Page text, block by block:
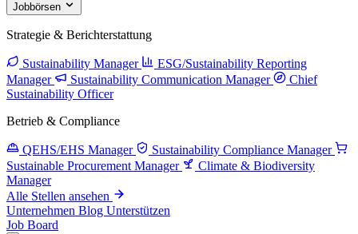
Jobbörsen
Strategie & Berichterstattung
Sustainability Manager
ESG/Sustainability Reporting
Manager
Sustainability Communication Manager
Chief
Sustainability Officer
Betrieb & Compliance
QEHS/EHS Manager
Sustainability Compliance Manager
Sustainable Procurement Manager
Climate & Biodiversity
Manager
Alle Stellen ansehen
Unternehmen Blog Unterstützen
Job Board